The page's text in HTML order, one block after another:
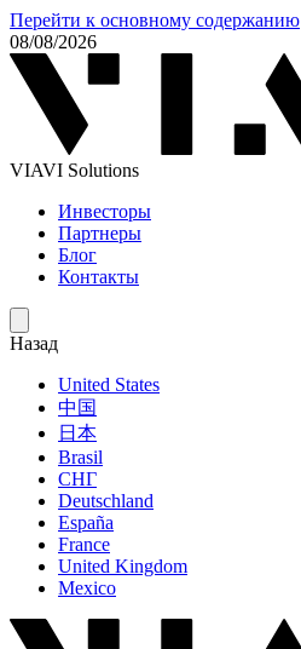
Перейти к основному содержанию
08/08/2026
VIAVI Solutions
Инвесторы
Партнеры
Блог
Контакты
Назад
United States
中国
日本
Brasil
СНГ
Deutschland
España
France
United Kingdom
Mexico